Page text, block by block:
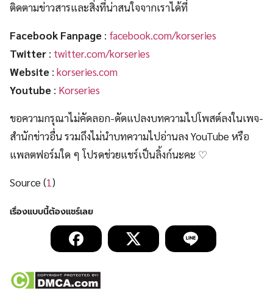
ติดตามข่าวสารและสิ่งที่น่าสนใจจากเราได้ที่
Facebook Fanpage : facebook.com/korseries
Twitter : twitter.com/korseries
Website : korseries.com
Youtube : Korseries
ขอความกรุณาไม่คัดลอก-ดัดแปลงบทความไปโพสต์ลงในเพจ-
สำนักข่าวอื่น รวมถึงไม่นำบทความไปอ่านลง YouTube หรือ
แพลตฟอร์มใด ๆ โปรดช่วยแชร์เป็นลิ้งก์นะคะ ♡
Source (1)